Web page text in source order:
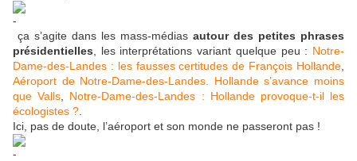
ça s’agite dans les mass-médias autour des petites phrases
présidentielles , les interprétations variant quelque peu : Notre-
Dame-des-Landes : les fausses certitudes de François Hollande
Aéroport de Notre-Dame-des-Landes. Hollande s’avance moins
que Valls
Notre-Dame-des-Landes : Hollande provoque-t-il les
écologistes ?
Ici, pas de doute, l’aéroport et son monde ne passeront pas !